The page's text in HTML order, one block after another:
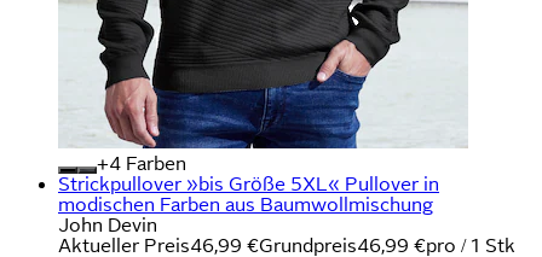
+
Farben
Strickpullover »bis Größe 5XL« Pullover in
modischen Farben aus Baumwollmischung
John Devin
Aktueller Preis46,99 €Grundpreis46,99 €pro / 1 Stk